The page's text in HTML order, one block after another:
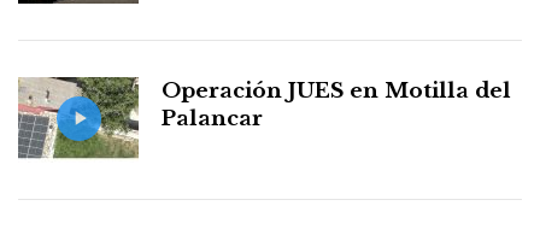
Operación JUES en Motilla del
Palancar